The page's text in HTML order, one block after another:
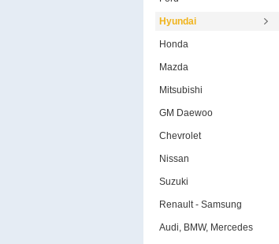
Hyundai
Honda
Mazda
Mitsubishi
GM Daewoo
Chevrolet
Nissan
Suzuki
Renault - Samsung
Audi, BMW, Mercedes